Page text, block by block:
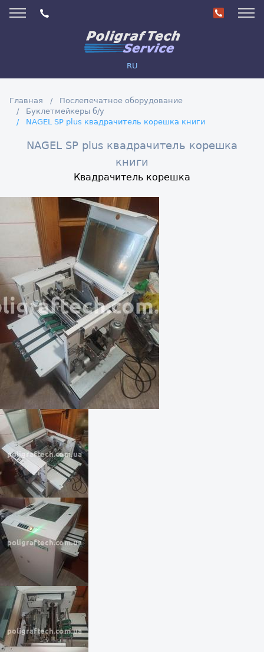
RU
Главная
Послепечатное оборудование
Буклетмейкеры б/у
NAGEL SP plus квадрачитель корешка книги
NAGEL SP plus квадрачитель корешка
книги
Квадрачитель корешка